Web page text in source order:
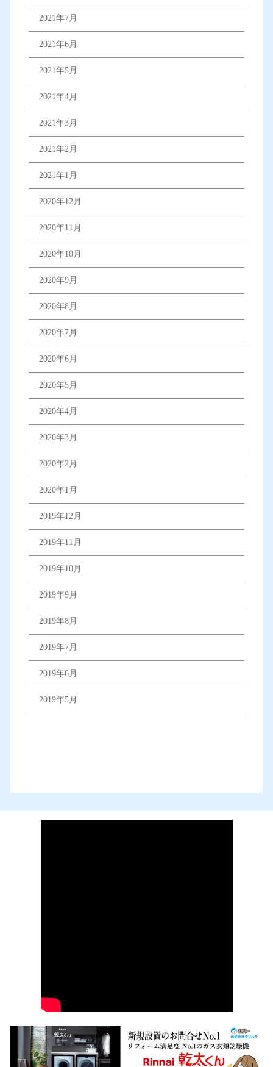
2021年7月
2021年6月
2021年5月
2021年4月
2021年3月
2021年2月
2021年1月
2020年12月
2020年11月
2020年10月
2020年9月
2020年8月
2020年7月
2020年6月
2020年5月
2020年4月
2020年3月
2020年2月
2020年1月
2019年12月
2019年11月
2019年10月
2019年9月
2019年8月
2019年7月
2019年6月
2019年5月